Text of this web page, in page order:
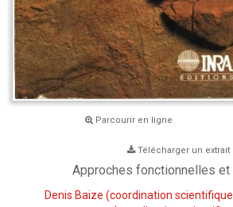
Parcourir en ligne
Télécharger un extrait
Approches fonctionnelles
Denis Baize (coordination